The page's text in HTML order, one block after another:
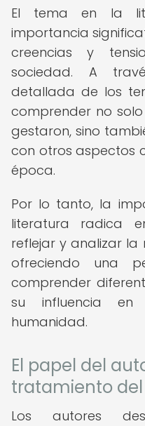
El tema en la
importancia
creencias y
sociedad. A
detallada de los
comprender no
gestaron, sino
con otros aspectos
época.
Por lo tanto, la
literatura radica
reflejar y analizar la
ofreciendo una
comprender
su influencia
humanidad.
El papel del
tratamiento
Los autores